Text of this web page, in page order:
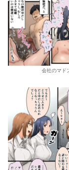
会社のマド